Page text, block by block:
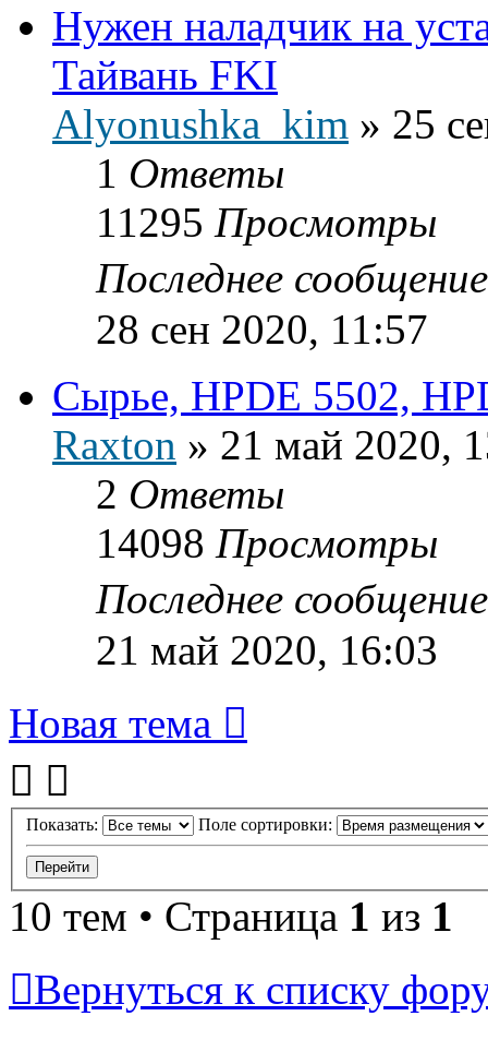
Нужен наладчик на
Тайвань FKI
Alyonushka_kim » 25
1 Ответы
11295 Просмотры
Последнее
28 сен 2020, 11:57
Сырье, HPDE 5502,
Raxton » 21 май 2020,
2 Ответы
14098 Просмотры
Последнее
21 май 2020, 16:03
Новая тема
Показать: Поле сортировки:
10 тем • Страница 1 из 1
Вернуться к списку